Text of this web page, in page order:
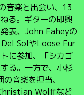
音楽と出会い、13
る。ギターの即興
表、John Faheyの
SolやLoose Fur
に参加、「シカゴ
る。一方で、小杉
音楽を担当、
Wolffなど